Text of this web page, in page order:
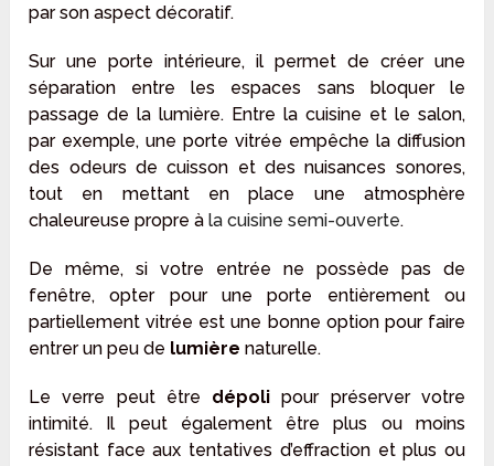
par son aspect décoratif.
Sur une porte intérieure, il permet de créer une
séparation entre les espaces sans bloquer le
passage de la lumière. Entre la cuisine et le salon,
par exemple, une porte vitrée empêche la diffusion
des odeurs de cuisson et des nuisances sonores,
tout en mettant en place une atmosphère
chaleureuse propre àla cuisine semi-ouverte.
De même, si votre entrée ne possède pas de
fenêtre, opter pour une porte entièrement ou
partiellement vitrée est une bonne option pour faire
entrer un peu de lumière naturelle.
Le verre peut être dépoli pour préserver votre
intimité. Il peut également être plus ou moins
résistant face aux tentatives d’effraction et plus ou